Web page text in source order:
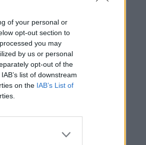
of your personal or
opt-out section to
you may
by us or personal
opt-out of the
list of downstream
on the IAB’s List of
που